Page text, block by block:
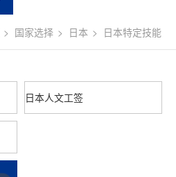
国家选择 日本 日本特定技能
日本人文工签